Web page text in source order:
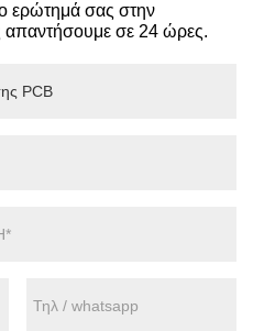
ερώτημά σας στην
σε 24 ώρες.